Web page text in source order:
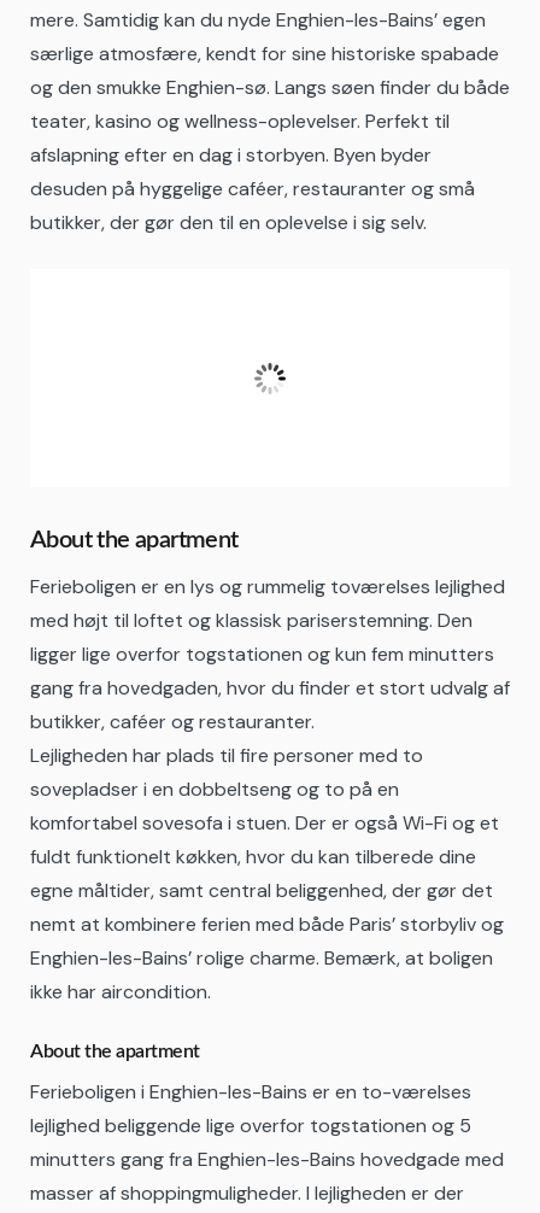
mere. Samtidig kan du nyde Enghien-les-Bains’ egen
særlige atmosfære, kendt for sine historiske spabade
og den smukke Enghien-sø. Langs søen finder du både
teater, kasino og wellness-oplevelser. Perfekt til
afslapning efter en dag i storbyen. Byen byder
desuden på hyggelige caféer, restauranter og små
butikker, der gør den til en oplevelse i sig selv.
23
About the apartment
Ferieboligen er en lys og rummelig toværelses lejlighed
med højt til loftet og klassisk pariserstemning. Den
ligger lige overfor togstationen og kun fem minutters
gang fra hovedgaden, hvor du finder et stort udvalg af
butikker, caféer og restauranter.
Lejligheden har plads til fire personer med to
sovepladser i en dobbeltseng og to på en
komfortabel sovesofa i stuen. Der er også Wi-Fi og et
fuldt funktionelt køkken, hvor du kan tilberede dine
egne måltider, samt central beliggenhed, der gør det
nemt at kombinere ferien med både Paris’ storbyliv og
Enghien-les-Bains’ rolige charme. Bemærk, at boligen
ikke har aircondition.
About the apartment
Ferieboligen i Enghien-les-Bains er en to-værelses
lejlighed beliggende lige overfor togstationen og 5
minutters gang fra Enghien-les-Bains hovedgade med
masser af shoppingmuligheder. I lejligheden er der